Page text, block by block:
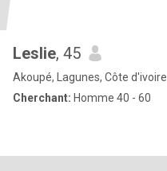
Leslie, 45
Akoupé, Lagunes, Côte d'ivoire
Cherchant: Homme 40 - 60